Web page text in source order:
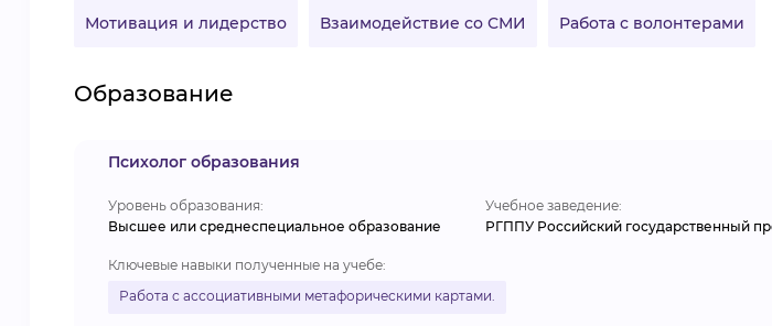
Мотивация и лидерство Взаимодействие со СМИ Работа с волонтерами
Образование
Психолог образования
Уровень образования:
Высшее или среднеспециальное образование
Учебное заведение:
РГППУ Российский государственный
Ключевые навыки полученные на учебе:
Работа с ассоциативными метафорическими картами.